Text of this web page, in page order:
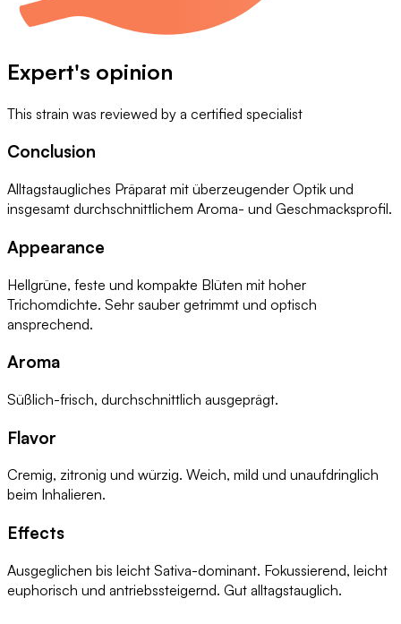
Expert's opinion
This strain was reviewed by a certified specialist
Conclusion
Alltagstaugliches Präparat mit überzeugender Optik und
insgesamt durchschnittlichem Aroma- und Geschmacksprofil.
Appearance
Hellgrüne, feste und kompakte Blüten mit hoher
Trichomdichte. Sehr sauber getrimmt und optisch
ansprechend.
Aroma
Süßlich-frisch, durchschnittlich ausgeprägt.
Flavor
Cremig, zitronig und würzig. Weich, mild und unaufdringlich
beim Inhalieren.
Effects
Ausgeglichen bis leicht Sativa-dominant. Fokussierend, leicht
euphorisch und antriebssteigernd. Gut alltagstauglich.